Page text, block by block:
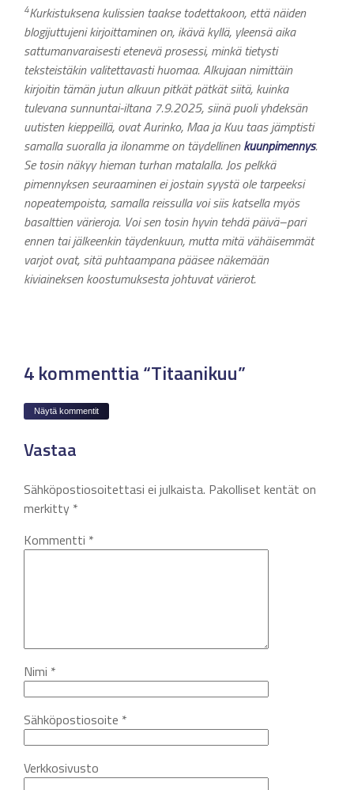
4Kurkistuksena kulissien taakse todettakoon, että näiden
blogijuttujeni kirjoittaminen on, ikävä kyllä, yleensä aika
sattumanvaraisesti etenevä prosessi, minkä tietysti
teksteistäkin valitettavasti huomaa. Alkujaan nimittäin
kirjoitin tämän jutun alkuun pitkät pätkät siitä, kuinka
tulevana sunnuntai-iltana 7.9.2025, siinä puoli yhdeksän
uutisten kieppeillä, ovat Aurinko, Maa ja Kuu taas jämptisti
samalla suoralla ja ilonamme on täydellinenkuunpimennys.
Se tosin näkyy hieman turhan matalalla. Jos pelkkä
pimennyksen seuraaminen ei jostain syystä ole tarpeeksi
nopeatempoista, samalla reissulla voi siis katsella myös
basalttien värieroja. Voi sen tosin hyvin tehdä päivä–pari
ennen tai jälkeenkin täydenkuun, mutta mitä vähäisemmät
varjot ovat, sitä puhtaampana pääsee näkemään
kiviaineksen koostumuksesta johtuvat värierot.
4 kommenttia “Titaanikuu”
Näytä kommentit
Vastaa
Sähköpostiosoitettasi ei julkaista. Pakolliset kentät on
merkitty *
Kommentti *
Nimi *
Sähköpostiosoite *
Verkkosivusto